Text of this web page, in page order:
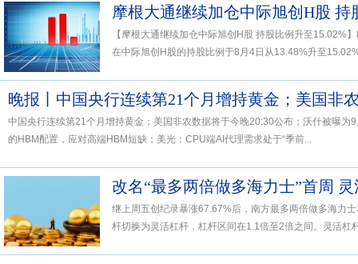
摩根大通继续加仓中际旭创H股 持
【摩根大通继续加仓中际旭创H股 持股比例升至15.02%
在中际旭创H股的持股比例于8月4日从13.48%升至
中国央行连续第21个月增持黄金；美国非农数据将于今晚20:30公布；沃什被曝为
的HBM配置，应对高端HBM短缺；美光：CPU端AI代理需求处于“季前...
改名“最多两倍做多海力士”首周
继上周五创纪录暴涨67.67%后，南方最多两倍做多海力
杆切换为灵活杠杆，杠杆区间在1.1倍至2倍之间。灵活杠